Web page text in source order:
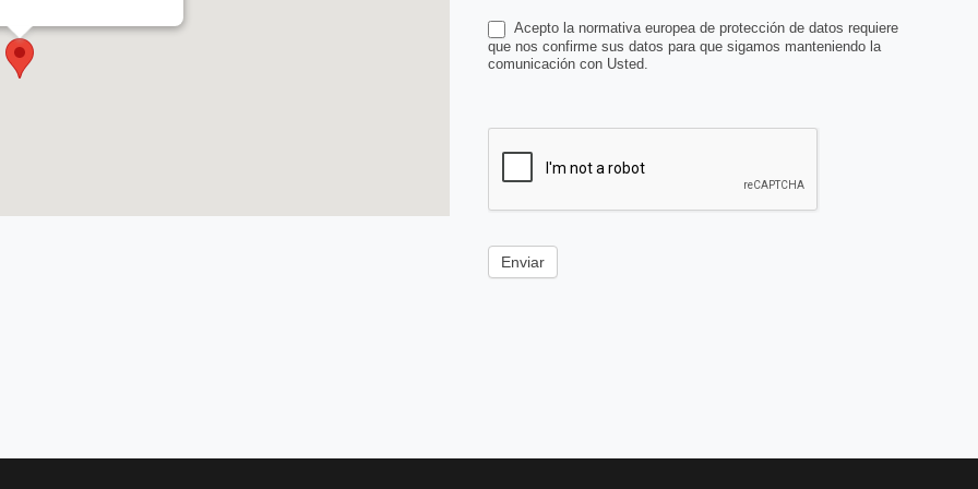
Acepto la normativa europea de protección de datos requiere
que nos confirme sus datos para que sigamos manteniendo la
comunicación con Usted.
Enviar